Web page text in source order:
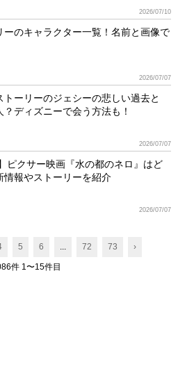
2026/07/10
ーのキャラクター一覧！名前と画像で
2026/07/07
トーリーのジェシーの悲しい過去と
ディズニーで会う方法も！
2026/07/07
ピクサー映画『水の都のネロ』はど
情報やストーリーを紹介
2026/07/07
5 6 ... 72 73 ›
件 1〜15件目